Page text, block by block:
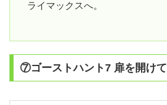
ライマックスへ。
⑦ゴーストハント7 扉を開けて